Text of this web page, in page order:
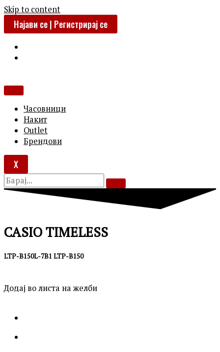
Skip to content
Најави се | Регистрирај се
Часовници
Накит
Outlet
Брендови
X
CASIO TIMELESS
LTP-B150L-7B1 LTP-B150
Додај во листа на желби